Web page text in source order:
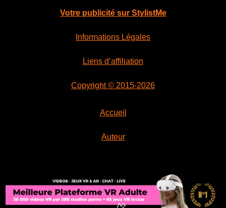
Votre publicité sur StylistMe
Informations Légales
Liens d’affiliation
Copyright © 2015-2026
Accueil
Auteur